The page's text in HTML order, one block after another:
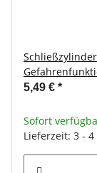
5,49 € *
Sofort
Lieferzeit: 3 - 4